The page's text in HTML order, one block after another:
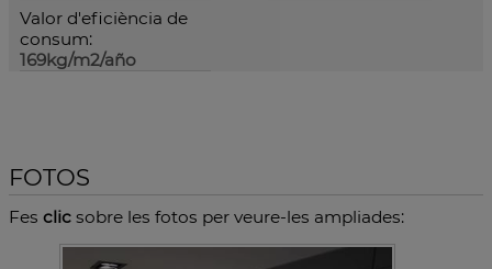
Valor d'eficiència de
consum:
169kg/m2/año
FOTOS
Fes clic sobre les fotos per veure-les ampliades: